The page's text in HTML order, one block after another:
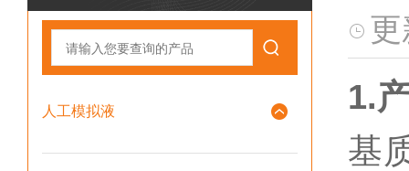
人工模拟液
1.
基